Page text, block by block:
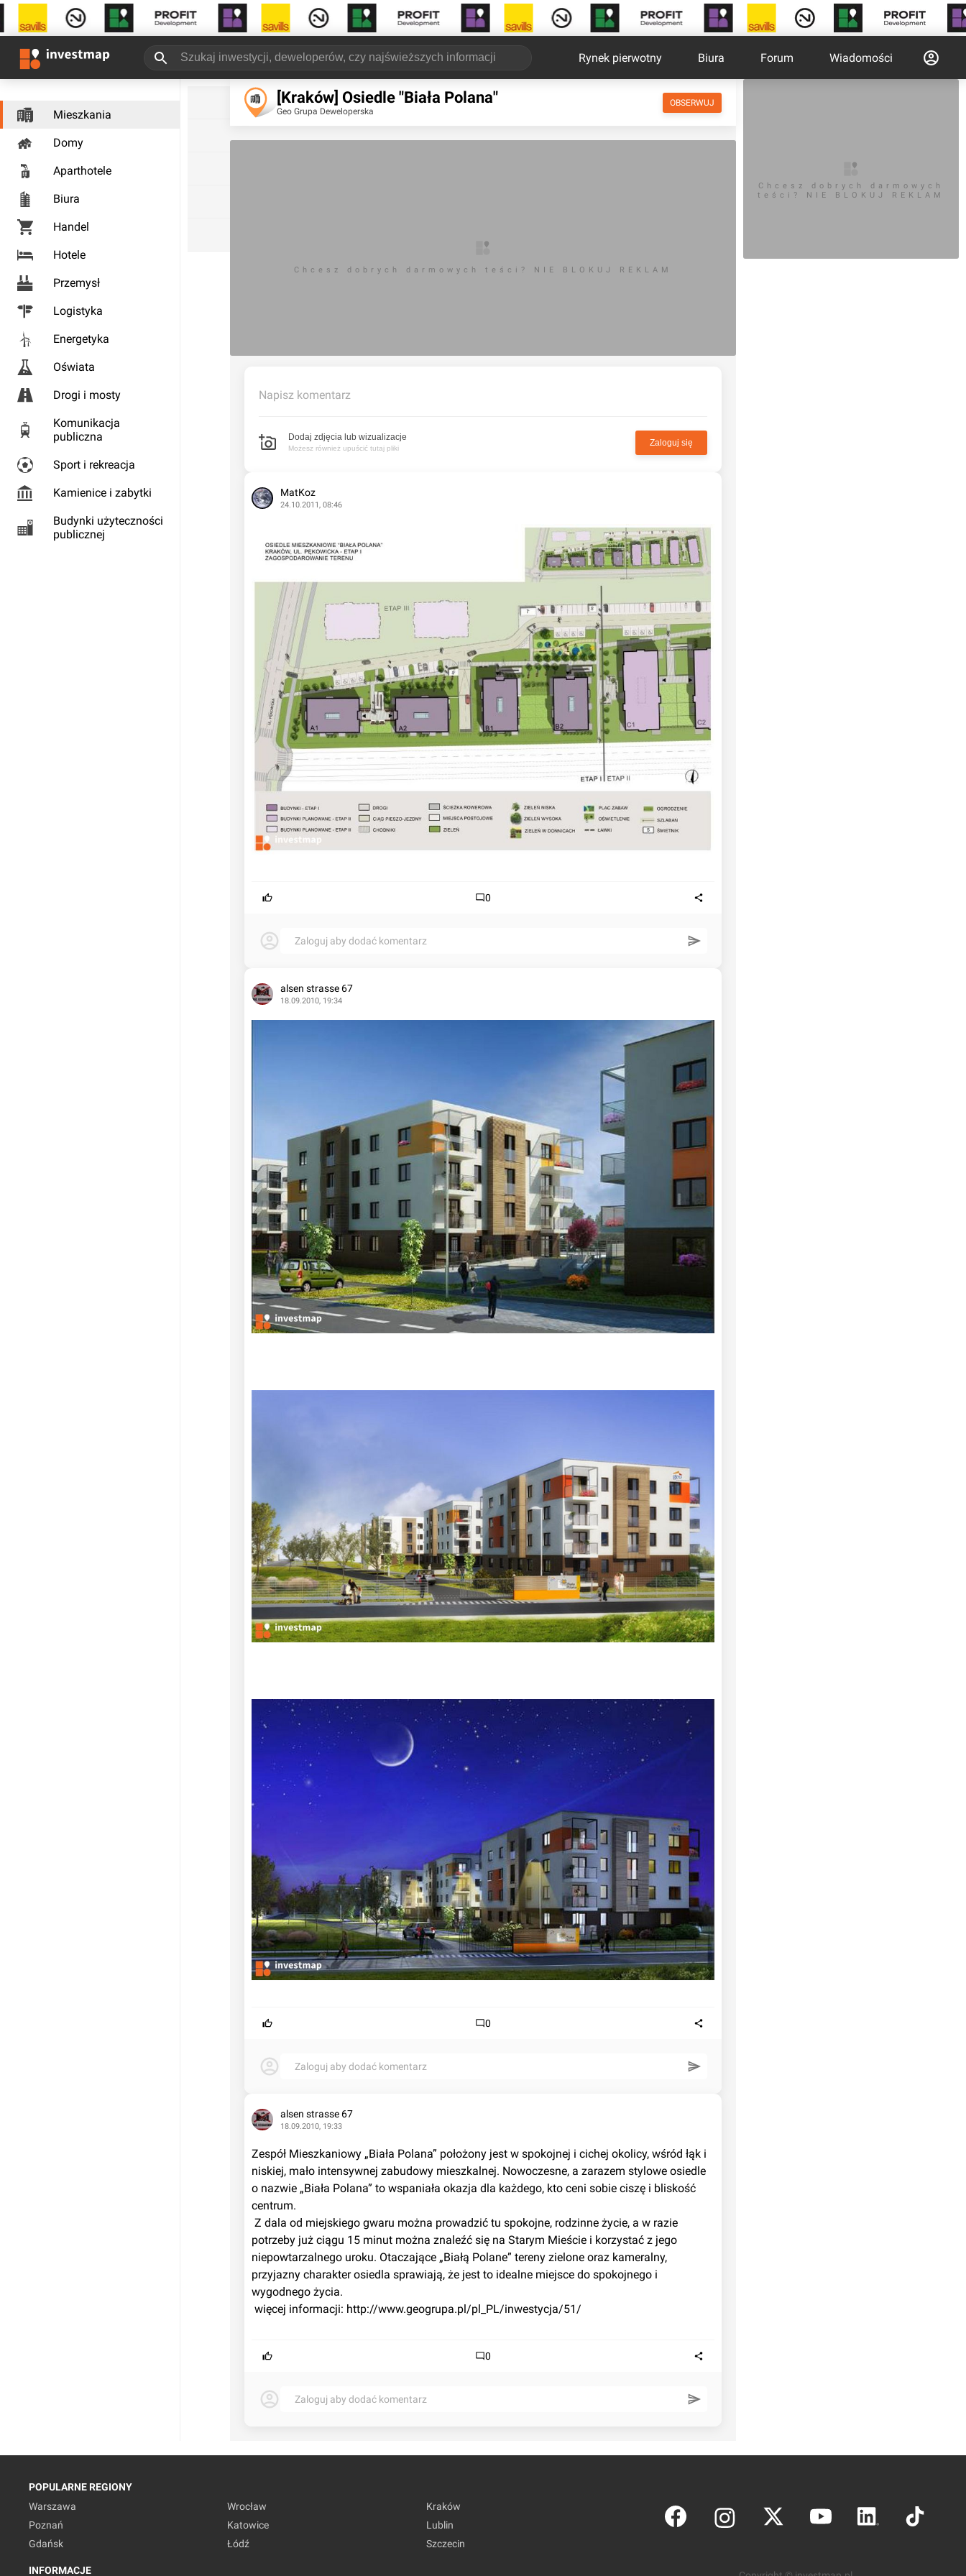
Rynek pierwotny Biura Forum Wiadomości
Mieszkania
Domy
Aparthotele
Biura
Handel
Hotele
Przemysł
Logistyka
Energetyka
Oświata
Drogi i mosty
Komunikacja
publiczna
Sport i rekreacja
Kamienice i zabytki
Budynki użyteczności
publicznej
[Kraków] Osiedle "Biała Polana"
Geo Grupa Deweloperska
OBSERWUJ
Chcesz dobrych darmowych teści? NIE BLOKUJ REKLAM
Napisz komentarz
Dodaj zdjęcia lub wizualizacje
Możesz również upuścić tutaj pliki
Zaloguj się
MatKoz
24.10.2011, 08:46
0
Zaloguj aby dodać komentarz
alsen strasse 67
18.09.2010, 19:34
0
Zaloguj aby dodać komentarz
alsen strasse 67
18.09.2010, 19:33
Zespół Mieszkaniowy „Biała Polana” położony jest w spokojnej i cichej okolicy, wśród łąk i
niskiej, mało intensywnej zabudowy mieszkalnej. Nowoczesne, a zarazem stylowe osiedle
o nazwie „Biała Polana” to wspaniała okazja dla każdego, kto ceni sobie ciszę i bliskość
centrum.
potrzeby już ciągu 15 minut można znaleźć się na Starym Mieście i korzystać z jego
niepowtarzalnego uroku. Otaczające „Białą Polane” tereny zielone oraz kameralny,
przyjazny charakter osiedla sprawiają, że jest to idealne miejsce do spokojnego i
wygodnego życia.
więcej informacji: http://www.geogrupa.pl/pl_PL/inwestycja/51/
0
Zaloguj aby dodać komentarz
Chcesz dobrych darmowych
teści? NIE BLOKUJ REKLAM
POPULARNE REGIONY
Warszawa
Wrocław
Kraków
Poznań
Katowice
Lublin
Gdańsk
Łódź Szczecin
INFORMACJE